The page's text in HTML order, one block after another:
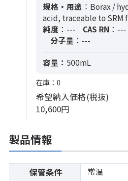
規格・用途 ：Borax /
acid, traceable to SRM
純度 ：--- CAS RN ：---
分子量 ：---
容量： 500mL
在庫：0
希望納入価格(税抜)
10,600円
製品情報
保管条件 常温